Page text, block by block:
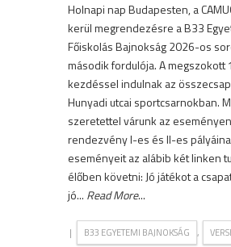
Holnapi nap Budapesten, a
kerül megrendezésre a B33
Főiskolás Bajnokság 2026-os
második fordulója. A megszokott
kezdéssel indulnak az
Hunyadi utcai sportcsarnokban.
szeretettel várunk az
rendezvény I-es és II-es
eseményeit az alábib két linken
élőben követni: Jó játékot a
jó... Read More...
| B33 EGYETEMI BAJNOKSÁG ,